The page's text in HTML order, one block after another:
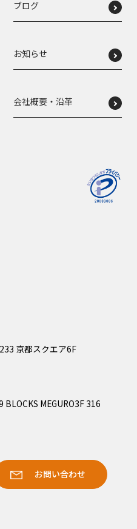
京都スクエア6F
MEGURO3F 316
お問い合わせ
ブログ
お知らせ
会社概要・沿革